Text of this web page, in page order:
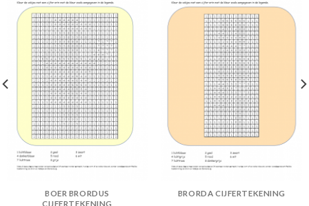
BOER BRORDUS
CIJFERTEKENING
BRORDA CIJFERTEKENING